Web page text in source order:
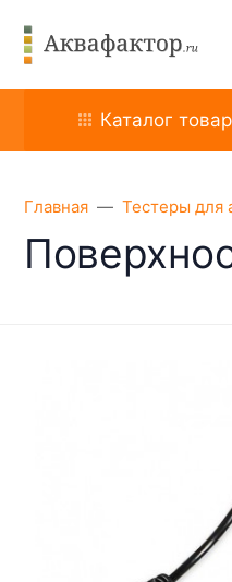
Каталог
Главная Тестеры для